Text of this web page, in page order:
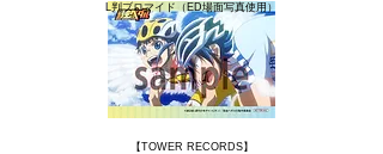
L判ブロマイド（ED場面写真使用）
【TOWER RECORDS】